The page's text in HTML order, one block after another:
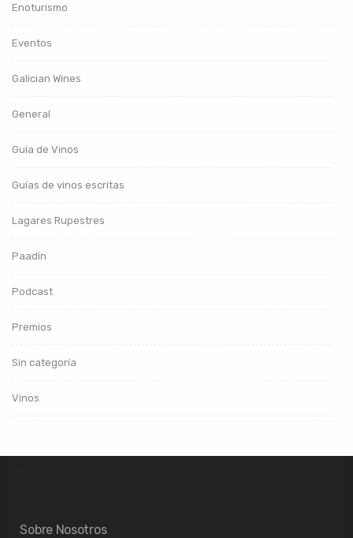
Enoturismo
Eventos
Galician Wines
General
Guía de Vinos
Guías de vinos escritas
Lagares Rupestres
Paadín
Podcast
Premios
Sin categoría
Vinos
Sobre Nosotros